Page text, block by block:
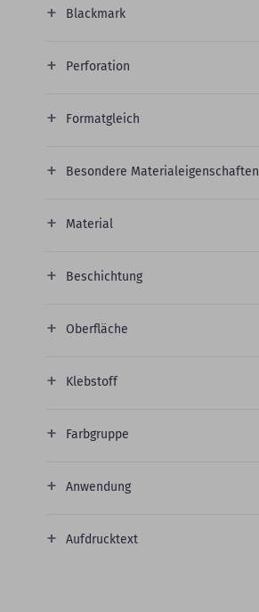
Blackmark
Perforation
Formatgleich
Besondere Materialeigenschaften
Material
Beschichtung
Oberfläche
Klebstoff
Farbgruppe
Anwendung
Aufdrucktext